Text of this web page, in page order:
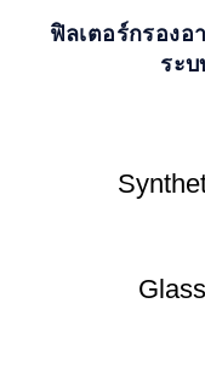
ฟิลเตอร์กรอง
ระ